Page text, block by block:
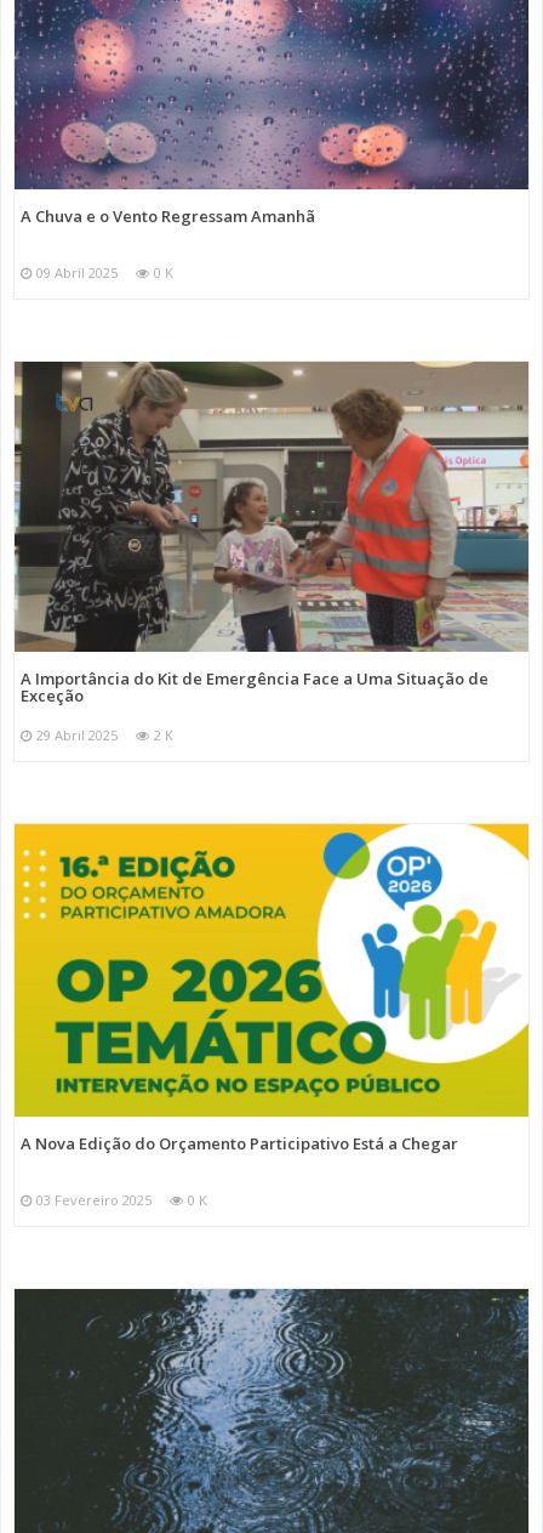
A Chuva e o Vento Regressam Amanhã
09 Abril 2025 0 K
A Importância do Kit de Emergência Face a Uma Situação de
Exceção
29 Abril 2025 2 K
A Nova Edição do Orçamento Participativo Está a Chegar
03 Fevereiro 2025 0 K